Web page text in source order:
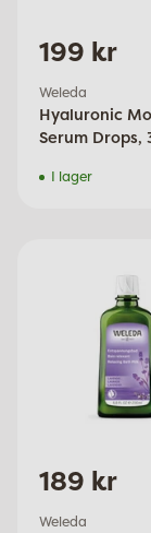
199 kr
Weleda
Hyaluronic
Serum Drops,
I lager
189 kr
Weleda